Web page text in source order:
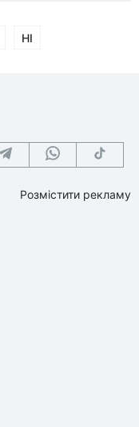
НІ
Розмістити рекламу